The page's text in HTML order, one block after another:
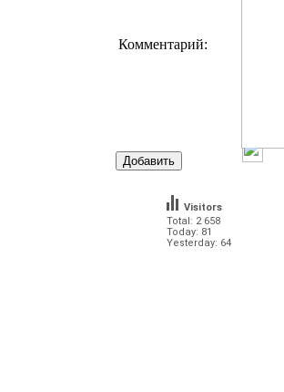
Комментарий:
Total: 2 658
Today: 81
Yesterday: 64
Visitors